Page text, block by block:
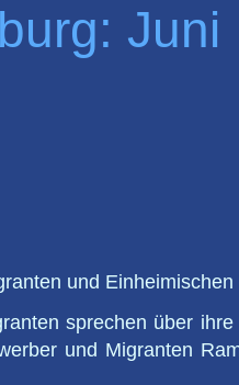
Juni
und Einheimischen
sprechen über
und Migranten